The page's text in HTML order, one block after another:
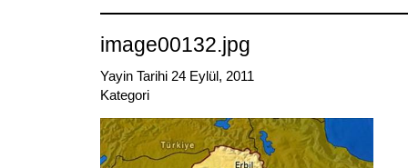
image00132.jpg
Yayin Tarihi 24 Eylül, 2011
Kategori